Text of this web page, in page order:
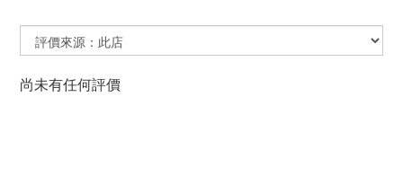
尚未有任何評價